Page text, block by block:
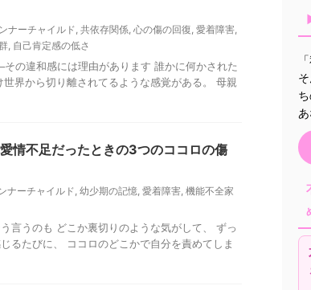
ナーチャイルド, 共依存関係, 心の傷の回復, 愛着障害,
, 自己肯定感の低さ
の違和感には理由があります 誰かに何かされた
界から切り離されてるような感覚がある。 母親
情不足だったときの3つのココロの傷
ナーチャイルド, 幼少期の記憶, 愛着障害, 機能不全家
言うのも どこか裏切りのような気がして、 ずっ
るたびに、 ココロのどこかで自分を責めてしま